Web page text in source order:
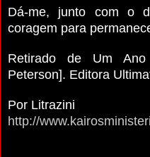
Dá-me, junto com o
coragem para
Retirado de Um
Peterson]. Editora
Por Litrazini
http://